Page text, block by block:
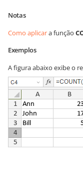
Notas
Como aplicara função
Exemplos
A figura abaixo exibe o